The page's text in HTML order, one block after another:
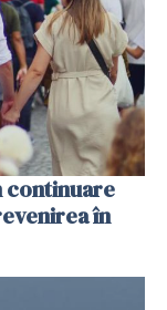
continuare
în